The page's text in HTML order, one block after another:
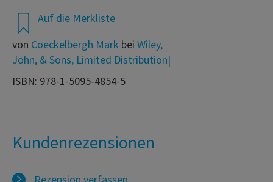
Auf die Merkliste
von Coeckelbergh Mark bei Wiley,
John, & Sons, Limited Distribution|
ISBN: 978-1-5095-4854-5
Kundenrezensionen